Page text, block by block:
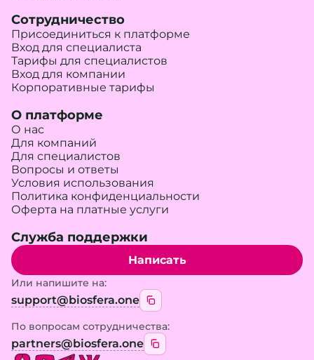
Сотрудничество
Присоединиться к платформе
Вход для специалиста
Тарифы для специалистов
Вход для компании
Корпоративные тарифы
О платформе
О нас
Для компаний
Для специалистов
Вопросы и ответы
Условия использования
Политика конфиденциальности
Оферта на платные услуги
Служба поддержки
Написать
Или напишите на:
support@biosfera.one
По вопросам сотрудничества:
partners@biosfera.one